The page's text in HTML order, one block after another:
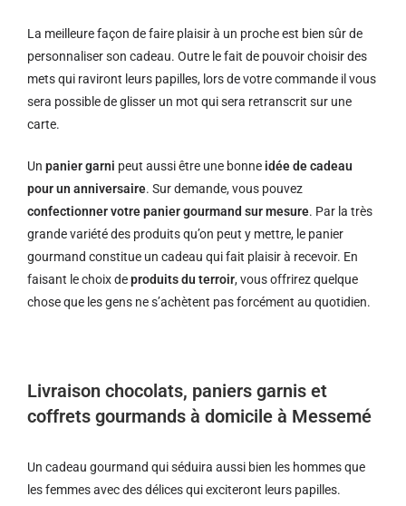
La meilleure façon de faire plaisir à un proche est bien sûr de
personnaliser son cadeau. Outre le fait de pouvoir choisir des
mets qui raviront leurs papilles, lors de votre commande il vous
sera possible de glisser un mot qui sera retranscrit sur une
carte.
Un panier garni peut aussi être une bonne idée de cadeau
pour un anniversaire. Sur demande, vous pouvez
confectionner votre panier gourmand sur mesure. Par la très
grande variété des produits qu’on peut y mettre, le panier
gourmand constitue un cadeau qui fait plaisir à recevoir. En
faisant le choix deproduits du terroir, vous offrirez quelque
chose que les gens ne s’achètent pas forcément au quotidien.
Livraison chocolats, paniers garnis et
coffrets gourmands à domicile à Messemé
Un cadeau gourmand qui séduira aussi bien les hommes que
les femmes avec des délices qui exciteront leurs papilles.